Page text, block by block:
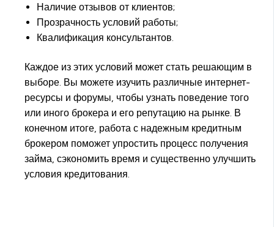
Наличие отзывов от клиентов;
Прозрачность условий работы;
Квалификация консультантов.
Каждое из этих условий может стать решающим в
выборе. Вы можете изучить различные интернет-
ресурсы и форумы, чтобы узнать поведение того
или иного брокера и его репутацию на рынке. В
конечном итоге, работа с надежным кредитным
брокером поможет упростить процесс получения
займа, сэкономить время и существенно улучшить
условия кредитования.